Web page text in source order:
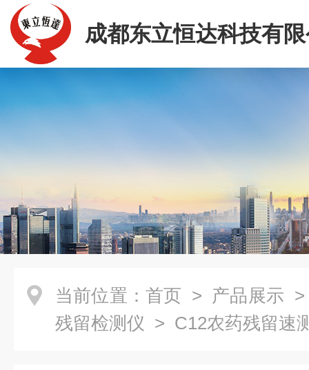
成都东立恒达科技有
当前位置： 首页 > 产品展示
残留检测仪 > C12农药残留速